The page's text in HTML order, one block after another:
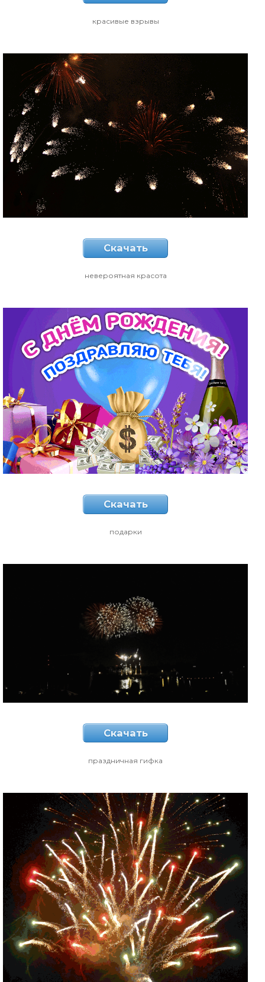
красивые взрывы
Скачать
невероятная красота
Скачать
подарки
Скачать
праздничная гифка